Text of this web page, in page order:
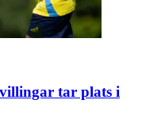
tar plats i